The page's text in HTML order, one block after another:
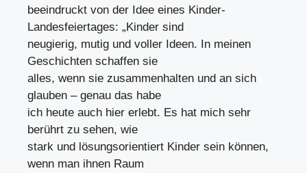
beeindruckt von der Idee eines Kinder-
Landesfeiertages: „Kinder sind
neugierig, mutig und voller Ideen. In meinen
Geschichten schaffen sie
alles, wenn sie zusammenhalten und an sich
glauben – genau das habe
ich heute auch hier erlebt. Es hat mich sehr
berührt zu sehen, wie
stark und lösungsorientiert Kinder sein können,
wenn man ihnen Raum